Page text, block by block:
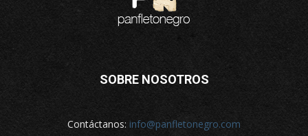
SOBRE NOSOTROS
Contáctanos: info@panfletonegro.com